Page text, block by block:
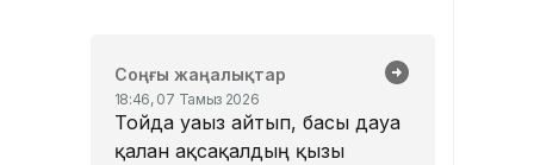
Соңғы жаңалықтар
18:46, 07 Тамыз 2026
Тойда уағыз айтып, басы дауға
қалған ақсақалдың қызы